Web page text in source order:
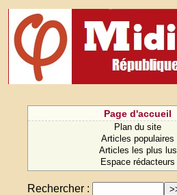
Page d'accueil
Plan du site
Articles populaires
Articles les plus lus
Espace rédacteurs
Rechercher :